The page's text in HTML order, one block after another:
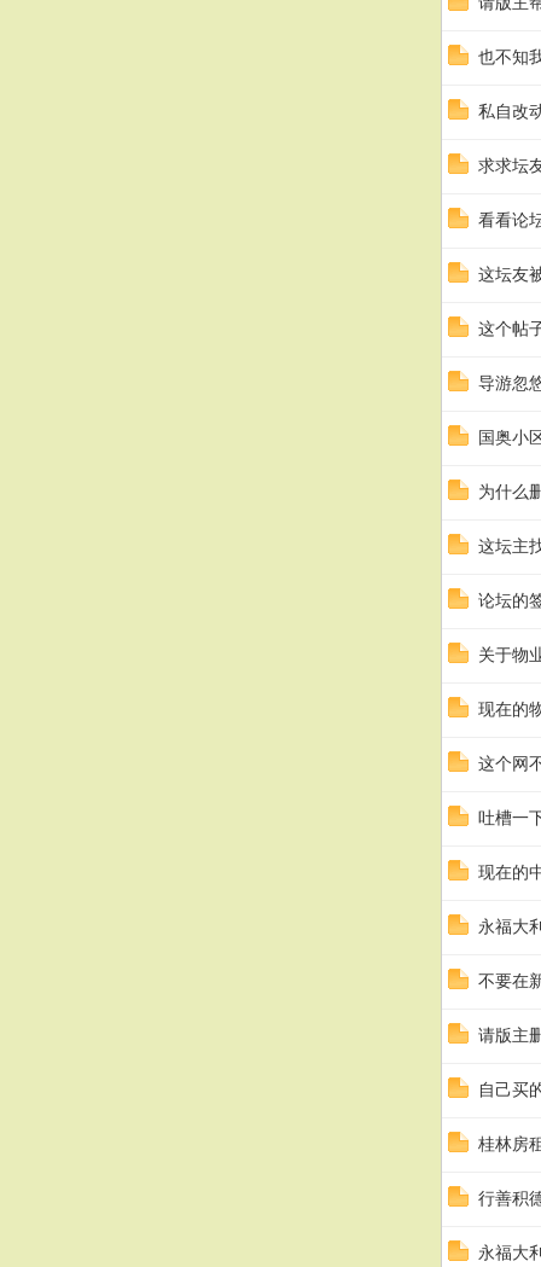
也不知
私自改
求求坛
看看论
这坛友
这个帖
导游忽
国奥小
为什么
这坛主
论坛的
关于物
现在的
这个网
吐槽一
现在的
永福大
不要在
请版主
自己买
桂林房
行善积
永福大